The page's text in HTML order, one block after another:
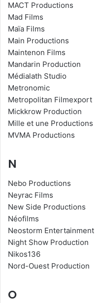
MACT Productions
Mad Films
Maïa Films
Main Productions
Maintenon Films
Mandarin Production
Médialath Studio
Metronomic
Metropolitan Filmexport
Mickkrow Production
Mille et une Productions
MVMA Productions
N
Nebo Productions
Neyrac Films
New Side Productions
Néofilms
Neostorm Entertainment
Night Show Production
Nikos136
Nord-Ouest Production
O